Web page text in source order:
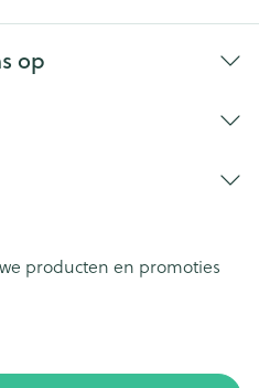
op
producten en promoties